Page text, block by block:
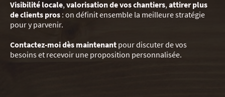
Visibilité locale,valorisation de vos chantiers,attirer plus
de clients pros : on définit ensemble la meilleure stratégie
pour y parvenir.
Contactez-moi dès maintenant pour discuter de vos
besoins et recevoir une proposition personnalisée.